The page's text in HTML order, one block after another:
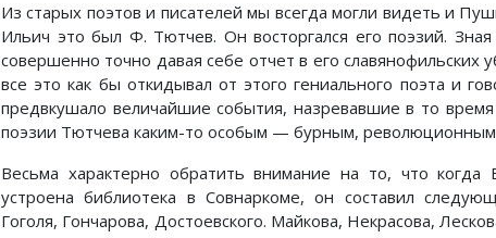
Из старых поэтов и писателей мы всегда могли видеть и
Ильич это был Ф. Тютчев. Он восторгался его поэзий. Зная
совершенно точно давая себе отчет в его
все это как бы откидывал от этого гениального поэта и
предвкушало величайшие события, назревавшие в то
поэзии Тютчева каким-то особым — бурным, революционным
Весьма характерно обратить внимание на то, что
устроена библиотека в Совнаркоме, он составил
Гоголя, Гончарова, Достоевского. Майкова, Некрасова,